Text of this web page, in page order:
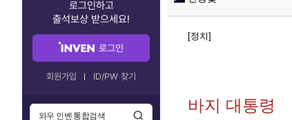
로그인하고
출석보상 받으세요!
로그인
회원가입 ID/PW 찾기
[정치]
바지 대통령